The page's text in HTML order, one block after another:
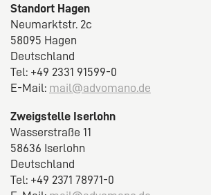
Standort Hagen
Neumarktstr. 2c
58095 Hagen
Deutschland
Tel: +49 2331 91599-0
E-Mail: mail@advomano.de
Zweigstelle Iserlohn
Wasserstraße 11
58636 Iserlohn
Deutschland
Tel: +49 2371 78971-0